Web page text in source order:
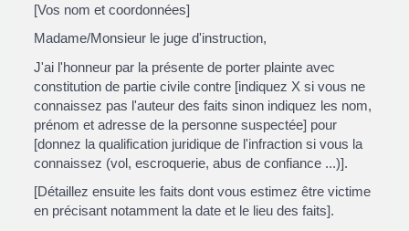
[Vos nom et coordonnées]
Madame/Monsieur le juge d'instruction,
J'ai l'honneur par la présente de porter plainte avec
constitution de partie civile contre [indiquez X si vous ne
connaissez pas l'auteur des faits sinon indiquez les nom,
prénom et adresse de la personne suspectée] pour
[donnez la qualification juridique de l'infraction si vous la
connaissez (vol, escroquerie, abus de confiance ...)].
[Détaillez ensuite les faits dont vous estimez être victime
en précisant notamment la date et le lieu des faits].